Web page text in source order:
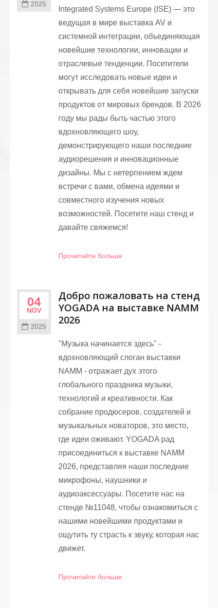
2025
Integrated Systems Europe (ISE) — это
ведущая в мире выставка AV и
системной интеграции, объединяющая
новейшие технологии, инновации и
отраслевые тенденции. Посетители
могут исследовать новые идеи и
открывать для себя новейшие запуски
продуктов от мировых брендов. В 2026
году мы рады быть частью этого
вдохновляющего шоу,
демонстрирующего наши последние
аудиорешения и инновационные
дизайны. Мы с нетерпением ждем
встречи с вами, обмена идеями и
совместного изучения новых
возможностей. Посетите наш стенд и
давайте свяжемся!
Прочитайте больше
04
NOV
2025
Добро пожаловать на стенд
YOGADA на выставке NAMM
2026
"Музыка начинается здесь" -
вдохновляющий слоган выставки
NAMM - отражает дух этого
глобального праздника музыки,
технологий и креативности. Как
собрание продюсеров, создателей и
музыкальных новаторов, это место,
где идеи оживают. YOGADA рад
присоединиться к выставке NAMM
2026, представляя наши последние
микрофоны, наушники и
аудиоаксессуары. Посетите нас на
стенде №11048, чтобы ознакомиться с
нашими новейшими продуктами и
ощутить ту страсть к звуку, которая нас
движет.
Прочитайте больше